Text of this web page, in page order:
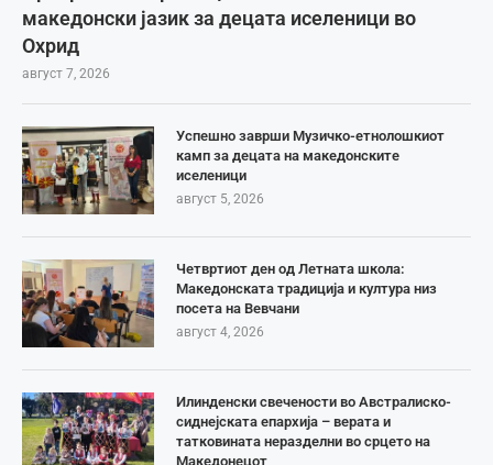
македонски јазик за децата иселеници во
Охрид
август 7, 2026
Успешно заврши Музичко-етнолошкиот
камп за децата на македонските
иселеници
август 5, 2026
Четвртиот ден од Летната школа:
Македонската традиција и култура низ
посета на Вевчани
август 4, 2026
Илинденски свечености во Австралиско-
сиднејската епархија – верата и
татковината неразделни во срцето на
Македонецот